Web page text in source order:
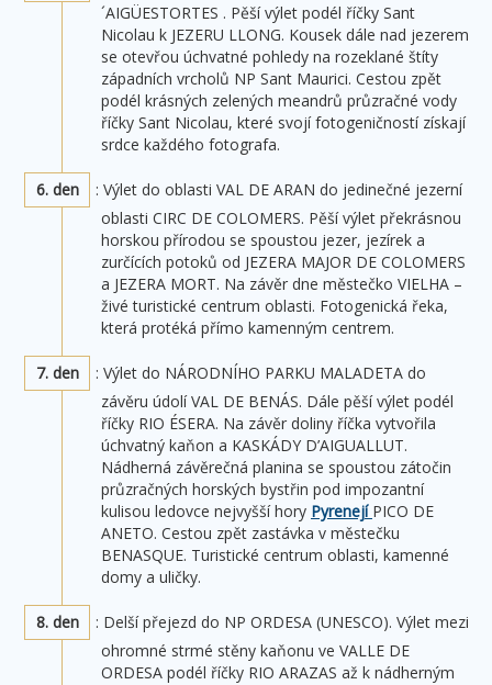
´AIGÜESTORTES . Pěší výlet podél říčky Sant
Nicolau k JEZERU LLONG. Kousek dále nad jezerem
se otevřou úchvatné pohledy na rozeklané štíty
západních vrcholů NP Sant Maurici. Cestou zpět
podél krásných zelených meandrů průzračné vody
říčky Sant Nicolau, které svojí fotogeničností získají
srdce každého fotografa.
6. den
: Výlet do oblasti VAL DE ARAN do jedinečné jezerní
oblasti CIRC DE COLOMERS. Pěší výlet překrásnou
horskou přírodou se spoustou jezer, jezírek a
zurčících potoků od JEZERA MAJOR DE COLOMERS
a JEZERA MORT. Na závěr dne městečko VIELHA –
živé turistické centrum oblasti. Fotogenická řeka,
která protéká přímo kamenným centrem.
7. den
: Výlet do NÁRODNÍHO PARKU MALADETA do
závěru údolí VAL DE BENÁS. Dále pěší výlet podél
říčky RIO ÉSERA. Na závěr doliny říčka vytvořila
úchvatný kaňon a KASKÁDY D’AIGUALLUT.
Nádherná závěrečná planina se spoustou zátočin
průzračných horských bystřin pod impozantní
kulisou ledovce nejvyšší hory Pyrenejí PICO DE
ANETO. Cestou zpět zastávka v městečku
BENASQUE. Turistické centrum oblasti, kamenné
domy a uličky.
8. den
: Delší přejezd do NP ORDESA (UNESCO). Výlet mezi
ohromné strmé stěny kaňonu ve VALLE DE
ORDESA podél říčky RIO ARAZAS až k nádherným